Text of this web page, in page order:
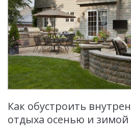
Как обустроить
отдыха осенью и зимой